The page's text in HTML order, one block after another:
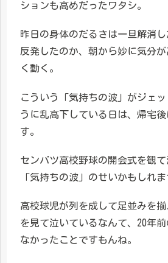
ションも高めだったワタシ。
昨日の身体のだるさは一旦解消
反発したのか、朝から妙に気分
く動く。
こういう「気持ちの波」がジェ
うに乱高下している日は、帰宅
す。
センバツ高校野球の開会式を観
「気持ちの波」のせいかもしれま
高校球児が列を成して足並みを
を見て泣いているなんて、20年
なかったことですもんね。